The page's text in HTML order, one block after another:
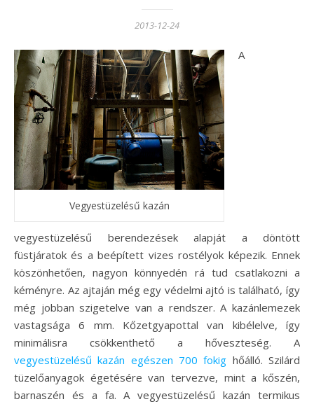
2013-12-24
Vegyestüzelésű kazán
A
vegyestüzelésű berendezések alapját a döntött
füstjáratok és a beépített vizes rostélyok képezik. Ennek
köszönhetően, nagyon könnyedén rá tud csatlakozni a
kéményre. Az ajtaján még egy védelmi ajtó is található, így
még jobban szigetelve van a rendszer. A kazánlemezek
vastagsága 6 mm. Kőzetgyapottal van kibélelve, így
minimálisra csökkenthető a hőveszteség. A
vegyestüzelésű kazán egészen 700 fokig hőálló. Szilárd
tüzelőanyagok égetésére van tervezve, mint a kőszén,
barnaszén és a fa.A vegyestüzelésű kazán termikus